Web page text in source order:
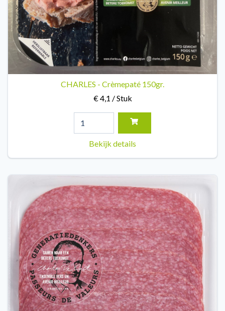
CHARLES - Crèmepaté 150gr.
€ 4,1 / Stuk
Bekijk details